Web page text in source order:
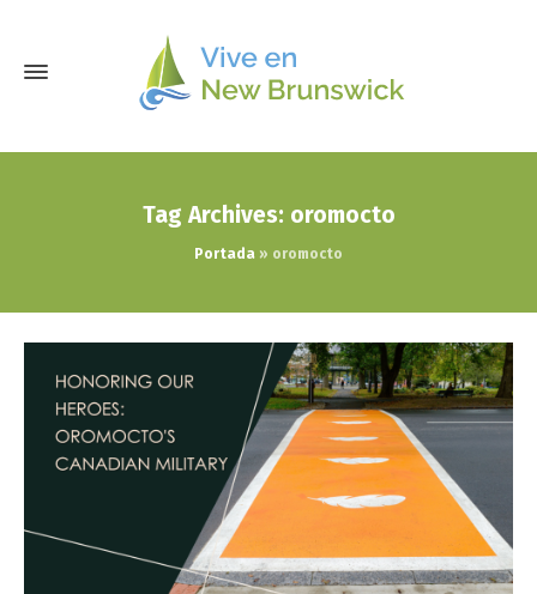
Tag Archives: oromocto
Portada » oromocto